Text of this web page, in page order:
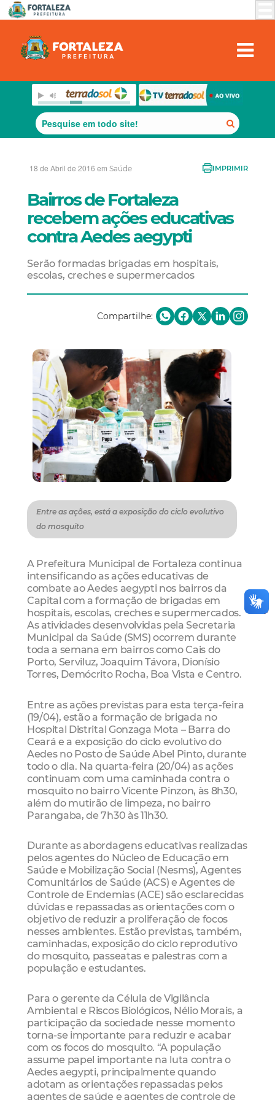
18 de Abril de 2016 em Saúde IMPRIMIR
Bairros de Fortaleza
recebem ações educativas
contra Aedes aegypti
Serão formadas brigadas em hospitais,
escolas, creches e supermercados
Compartilhe:
Entre as ações, está a exposição do ciclo evolutivo
do mosquito
A Prefeitura Municipal de Fortaleza continua
intensificando as ações educativas de
combate ao Aedes aegypti nos bairros da
Capital com a formação de brigadas em
hospitais, escolas, creches e supermercados.
As atividades desenvolvidas pela Secretaria
Municipal da Saúde (SMS) ocorrem durante
toda a semana em bairros como Cais do
Porto, Serviluz, Joaquim Távora, Dionísio
Torres, Demócrito Rocha, Boa Vista e Centro.
Entre as ações previstas para esta terça-feira
(19/04), estão a formação de brigada no
Hospital Distrital Gonzaga Mota – Barra do
Ceará e a exposição do ciclo evolutivo do
Aedes no Posto de Saúde Abel Pinto, durante
todo o dia. Na quarta-feira (20/04) as ações
continuam com uma caminhada contra o
mosquito no bairro Vicente Pinzon, às 8h30,
além do mutirão de limpeza, no bairro
Parangaba, de 7h30 às 11h30.
Durante as abordagens educativas realizadas
pelos agentes do Núcleo de Educação em
Saúde e Mobilização Social (Nesms), Agentes
Comunitários de Saúde (ACS) e Agentes de
Controle de Endemias (ACE) são esclarecidas
dúvidas e repassadas as orientações com o
objetivo de reduzir a proliferação de focos
nesses ambientes. Estão previstas, também,
caminhadas, exposição do ciclo reprodutivo
do mosquito, passeatas e palestras com a
população e estudantes.
Para o gerente da Célula de Vigilância
Ambiental e Riscos Biológicos, Nélio Morais, a
participação da sociedade nesse momento
torna-se importante para reduzir e acabar
com os focos do mosquito. “A população
assume papel importante na luta contra o
Aedes aegypti, principalmente quando
adotam as orientações repassadas pelos
agentes de saúde e agentes de controle de